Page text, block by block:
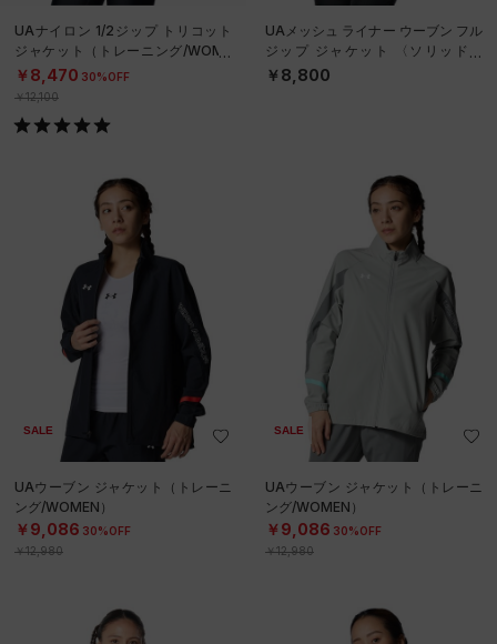
UAナイロン 1/2ジップ トリコット
ジャケット（トレーニング/WOME
N）
￥8,470 30%OFF
￥12,100
UAメッシュ ライナー ウーブン フル
ジップ ジャケット 〈ソリッド〉
（トレーニング/WOMEN）
￥8,800
SALE
UAウーブン ジャケット（トレーニ
ング/WOMEN）
￥9,086 30%OFF
￥12,980
SALE
UAウーブン ジャケット（トレーニ
ング/WOMEN）
￥9,086 30%OFF
￥12,980